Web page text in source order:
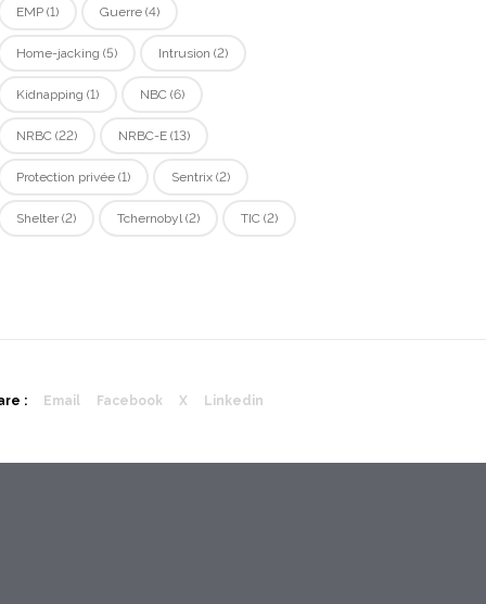
EMP(1) Guerre(4)
Home-jacking (5) Intrusion (2)
Kidnapping (1) NBC(6)
NRBC(22) NRBC-E(13)
Protection privée(1) Sentrix(2)
Shelter(2) Tchernobyl (2) TIC(2)
: Email Facebook X Linkedin